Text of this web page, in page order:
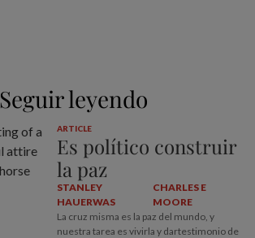
Seguir leyendo
ARTICLE
Es político construir
la paz
STANLEY
HAUERWAS
CHARLES E
MOORE
La cruz misma es la paz del mundo, y
nuestra tarea es vivirla y dartestimonio de